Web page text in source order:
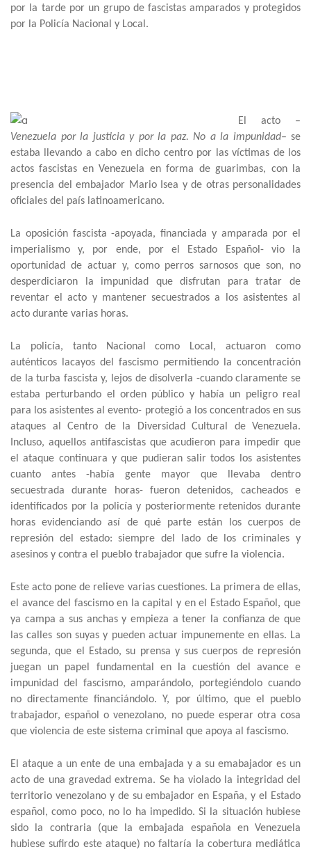
por la tarde por un grupo de fascistas amparados y protegidos
por la Policía Nacional y Local.
El acto –
Venezuela por la justicia y por la paz. No a la impunidad– se
estaba llevando a cabo en dicho centro por las víctimas de los
actos fascistas en Venezuela en forma de guarimbas, con la
presencia del embajador Mario Isea y de otras personalidades
oficiales del país latinoamericano.
La oposición fascista -apoyada, financiada y amparada por el
imperialismo y, por ende, por el Estado Español- vio la
oportunidad de actuar y, como perros sarnosos que son, no
desperdiciaron la impunidad que disfrutan para tratar de
reventar el acto y mantener secuestrados a los asistentes al
acto durante varias horas.
La policía, tanto Nacional como Local, actuaron como
auténticos lacayos del fascismo permitiendo la concentración
de la turba fascista y, lejos de disolverla -cuando claramente se
estaba perturbando el orden público y había un peligro real
para los asistentes al evento- protegió a los concentrados en sus
ataques al Centro de la Diversidad Cultural de Venezuela.
Incluso, aquellos antifascistas que acudieron para impedir que
el ataque continuara y que pudieran salir todos los asistentes
cuanto antes -había gente mayor que llevaba dentro
secuestrada durante horas- fueron detenidos, cacheados e
identificados por la policía y posteriormente retenidos durante
horas evidenciando así de qué parte están los cuerpos de
represión del estado: siempre del lado de los criminales y
asesinos y contra el pueblo trabajador que sufre la violencia.
Este acto pone de relieve varias cuestiones. La primera de ellas,
el avance del fascismo en la capital y en el Estado Español, que
ya campa a sus anchas y empieza a tener la confianza de que
las calles son suyas y pueden actuar impunemente en ellas. La
segunda, que el Estado, su prensa y sus cuerpos de represión
juegan un papel fundamental en la cuestión del avance e
impunidad del fascismo, amparándolo, portegiéndolo cuando
no directamente financiándolo. Y, por último, que el pueblo
trabajador, español o venezolano, no puede esperar otra cosa
que violencia de este sistema criminal que apoya al fascismo.
El ataque a un ente de una embajada y a su emabajador es un
acto de una gravedad extrema. Se ha violado la integridad del
territorio venezolano y de su embajador en España, y el Estado
español, como poco, no lo ha impedido. Si la situación hubiese
sido la contraria (que la embajada española en Venezuela
hubiese sufirdo este ataque) no faltaría la cobertura mediática